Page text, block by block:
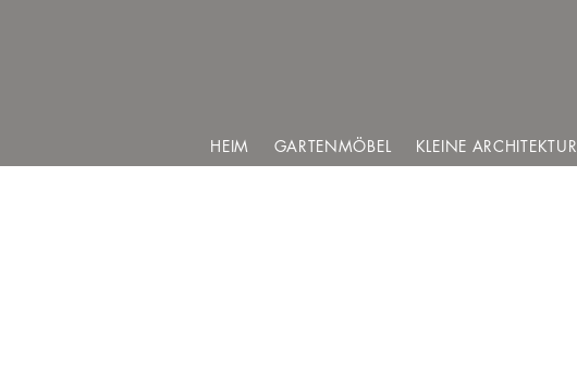
HEIM GARTENMÖBEL KLEINE ARCHITEKTUR